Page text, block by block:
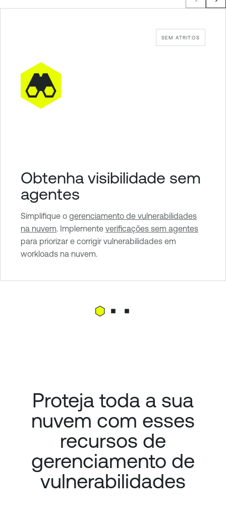
SEM ATRITOS
Obtenha visibilidade sem
agentes
Simplifique o gerenciamento de vulnerabilidades
na nuvem. Implemente verificações sem agentes
para priorizar e corrigir vulnerabilidades em
workloads na nuvem.
Proteja toda a sua
nuvem com esses
recursos de
gerenciamento de
vulnerabilidades